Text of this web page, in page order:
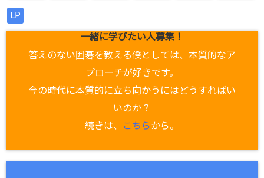
LP
一緒に学びたい人募集！
答えのない囲碁を教える僕としては、本質的なア
プローチが好きです。
今の時代に本質的に立ち向かうにはどうすればい
いのか？
続きは、
こちらから。